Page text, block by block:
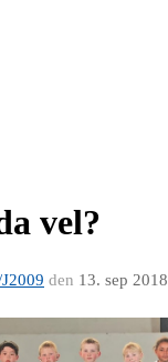
vel?
den 13. sep 2018